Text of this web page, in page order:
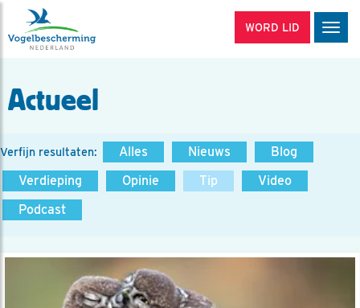
WORD LID
Actueel
Verfijn resultaten: Alles Nieuws
Blog
Verdieping
Opinie Tip
Video
Podcast